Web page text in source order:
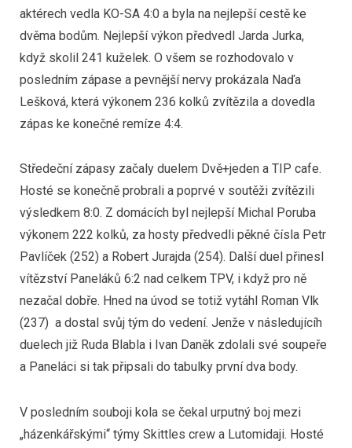
aktérech vedla KO-SA 4:0 a byla na nejlepší cestě ke
dvěma bodům. Nejlepší výkon předvedl Jarda Jurka,
když skolil 241 kuželek. O všem se rozhodovalo v
posledním zápase a pevnější nervy prokázala Naďa
Lešková, která výkonem 236 kolků zvítězila a dovedla
zápas ke konečné remíze 4:4.
Středeční zápasy začaly duelem Dvě+jeden a TIP cafe.
Hosté se konečně probrali a poprvé v soutěži zvítězili
výsledkem 8:0. Z domácích byl nejlepší Michal Poruba
výkonem 222 kolků, za hosty předvedli pěkné čísla Petr
Pavlíček (252) a Robert Jurajda (254). Další duel přinesl
vítězství Paneláků 6:2 nad celkem TPV, i když pro ně
nezačal dobře. Hned na úvod se totiž vytáhl Roman Vlk
(237) a dostal svůj tým do vedení. Jenže v následujícíh
duelech již Ruda Blabla i Ivan Daněk zdolali své soupeře
a Paneláci si tak připsali do tabulky první dva body.
V posledním souboji kola se čekal urputný boj mezi
„házenkářskými“ týmy Skittles crew a Lutomidaji. Hosté